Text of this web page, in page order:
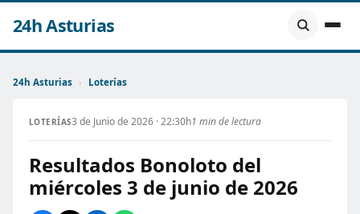
24h Asturias
24h Asturias › Loterías
LOTERÍAS3 de Junio de 2026 · 22:30h1 min de lectura
Resultados Bonoloto del
miércoles 3 de junio de 2026